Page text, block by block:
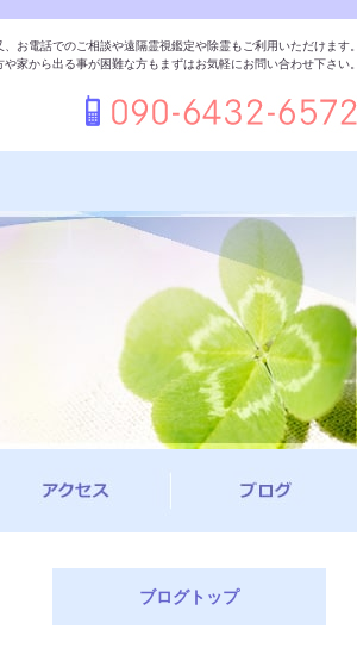
お電話でのご相談や遠隔霊視鑑定や除霊もご利用いただけます。
家から出る事が困難な方もまずはお気軽にお問い合わせ下さい。
ブログトップ